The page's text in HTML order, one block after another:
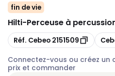
fin de vie
Hilti-Perceuse à
Copier
Réf. Cebeo 2151509
Connectez-vous ou créez
prix et commander